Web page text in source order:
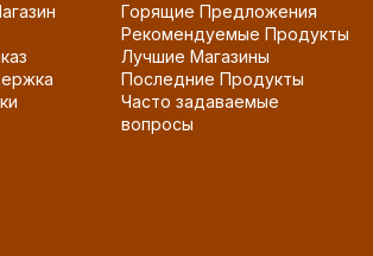
Горящие Предложения
Рекомендуемые Продукты
Лучшие Магазины
Последние Продукты
Часто задаваемые
вопросы